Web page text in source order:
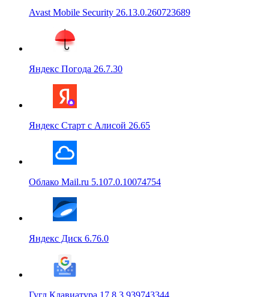
Avast Mobile Security 26.13.0.260723689
Яндекс Погода 26.7.30
Яндекс Старт с Алисой 26.65
Облако Mail.ru 5.107.0.10074754
Яндекс Диск 6.76.0
Гугл Клавиатура 17.8.3.939743344